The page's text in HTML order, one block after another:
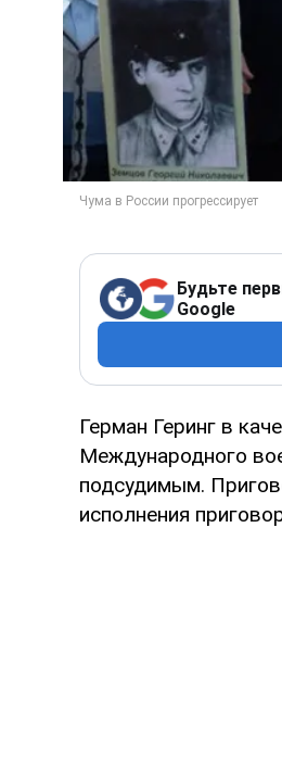
Будьте
Google
Герман Геринг в
Международного
подсудимым.
исполнения